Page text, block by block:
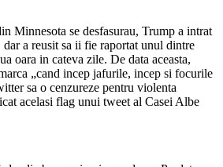
Minnesota se desfasurau, Trump a intrat
dar a reusit sa ii fie raportat unul dintre
oara in cateva zile. De data aceasta,
„cand incep jafurile, incep si focurile
sa o cenzureze pentru violenta
acelasi flag unui tweet al Casei Albe